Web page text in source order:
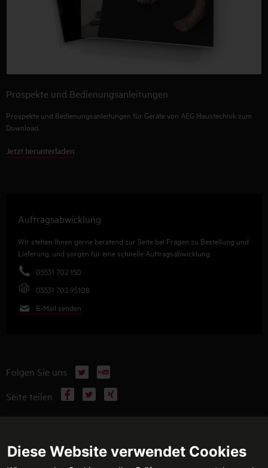
Prospekte und Bedienungsanleitungen
Prospekte und Bedienungsanleitungen für Geräte von AEG Haustechnik zum
Download.
Jetzt herunterladen
Auftragsabwicklung
Wir stehen Ihnen gerne beratend zur Seite bei Fragen zu Bestellung und
Lieferung, und sorgen für eine schnelle Auftragsabwicklung.
05531 702 150
05531 702 95108
E-Mail senden
Folgen Sie uns X
YouTube
Seite teilen
Facebook
X Xing
Diese Website verwendet Cookies